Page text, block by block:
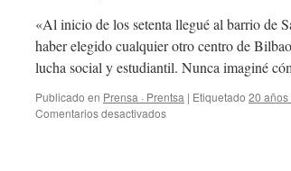
«Al inicio de los setenta llegué al barrio de
haber elegido cualquier otro centro de
lucha social y estudiantil. Nunca imaginé
Publicado en Prensa · Prentsa | Etiquetado 20
Comentarios desactivadosen